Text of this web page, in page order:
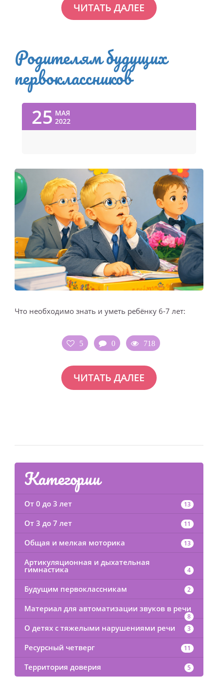
ЧИТАТЬ ДАЛЕЕ
Родителям будущих
первоклассников
25 МАЯ
2022
Что необходимо знать и уметь ребёнку 6-7 лет:
5 0 718
ЧИТАТЬ ДАЛЕЕ
Категории
От 0 до 3 лет 13
От 3 до 7 лет 11
Общая и мелкая моторика 13
Артикуляционная и дыхательная
гимнастика 4
Будущим первоклассникам 2
Материал для автоматизации звуков в речи
8
О детях с тяжелыми нарушениями речи 3
Ресурсный четверг 11
Территория доверия 5